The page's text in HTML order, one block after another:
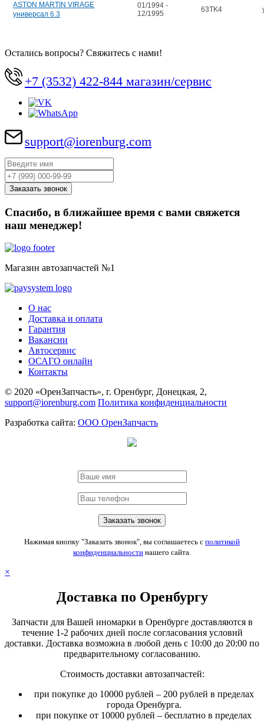
ASTON MARTIN VIRAGE
универсал 6.3
01/1994 -
12/1995
63TK4
Остались вопросы? Свяжитесь с нами!
+7 (3532) 422-844 магазин/сервис
support@iorenburg.com
Спасибо, в ближайшее время с вами свяжется
наш менеджер!
Магазин автозапчастей №1
О нас
Доставка и оплата
Гарантия
Вакансии
Автосервис
ОСАГО онлайн
Контакты
© 2020 «ОренЗапчасть», г. Оренбург, Донецкая, 2,
support@iorenburg.com Политика конфиденциальности
Разработка сайта: ООО ОренЗапчасть
Нажимая кнопку "Заказать звонок", вы соглашаетесь с политикой
конфиденциальности нашего сайта.
×
Доставка по Оренбургу
Запчасти для Вашей иномарки в Оренбурге доставляются в
течение 1-2 рабочих дней после согласования условий
доставки. Доставка возможна в любой день с 10:00 до 20:00 по
предварительному согласованию.
Стоимость доставки автозапчастей:
при покупке до 10000 рублей – 200 рублей в пределах
города Оренбурга.
при покупке от 10000 рублей – бесплатно в пределах